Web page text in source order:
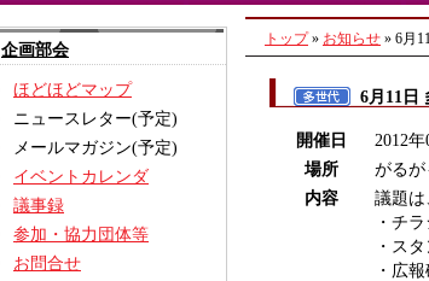
多世代交流部会 朝
トップ» お知らせ » 6月
6月11日
開催日
2012
場所
がる
内容
議題は
・チ
・ス
・広
企画部会
ほどほどマップ
ニュースレター(予定)
メールマガジン(予定)
イベントカレンダ
議事録
参加・協力団体等
お問合せ